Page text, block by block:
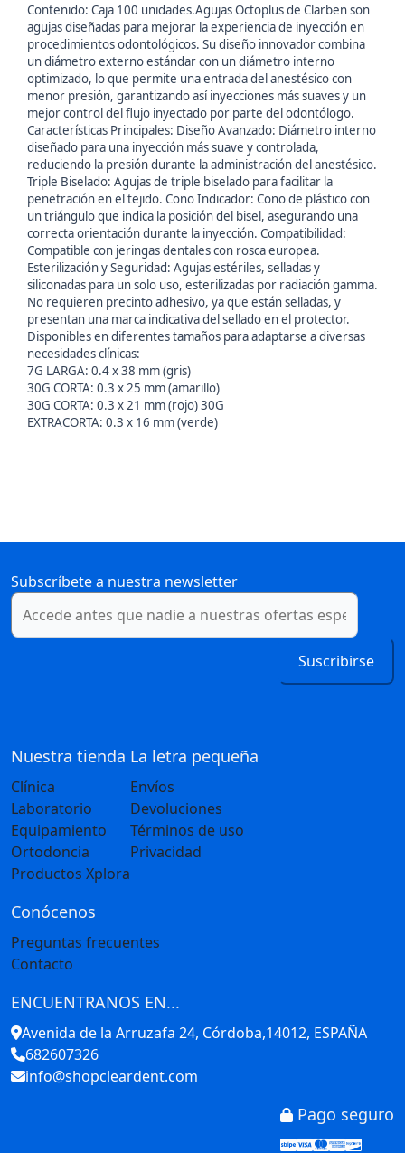
Contenido: Caja 100 unidades.Agujas Octoplus de Clarben son
agujas diseñadas para mejorar la experiencia de inyección en
procedimientos odontológicos. Su diseño innovador combina
un diámetro externo estándar con un diámetro interno
optimizado, lo que permite una entrada del anestésico con
menor presión, garantizando así inyecciones más suaves y un
mejor control del flujo inyectado por parte del odontólogo.
Características Principales: Diseño Avanzado: Diámetro interno
diseñado para una inyección más suave y controlada,
reduciendo la presión durante la administración del anestésico.
Triple Biselado: Agujas de triple biselado para facilitar la
penetración en el tejido. Cono Indicador: Cono de plástico con
un triángulo que indica la posición del bisel, asegurando una
correcta orientación durante la inyección. Compatibilidad:
Compatible con jeringas dentales con rosca europea.
Esterilización y Seguridad: Agujas estériles, selladas y
siliconadas para un solo uso, esterilizadas por radiación gamma.
No requieren precinto adhesivo, ya que están selladas, y
presentan una marca indicativa del sellado en el protector.
Disponibles en diferentes tamaños para adaptarse a diversas
necesidades clínicas:
7G LARGA: 0.4 x 38 mm (gris)
30G CORTA: 0.3 x 25 mm (amarillo)
30G CORTA: 0.3 x 21 mm (rojo) 30G
EXTRACORTA: 0.3 x 16 mm (verde)
Subscríbete a nuestra newsletter
Suscribirse
Nuestra tienda
Clínica
Laboratorio
Equipamiento
Ortodoncia
Productos Xplora
La letra pequeña
Envíos
Devoluciones
Términos de uso
Privacidad
Conócenos
Preguntas frecuentes
Contacto
ENCUENTRANOS EN...
Avenida de la Arruzafa 24, Córdoba,14012, ESPAÑA
682607326
info@shopcleardent.com
Pago seguro
Stripe
Visa